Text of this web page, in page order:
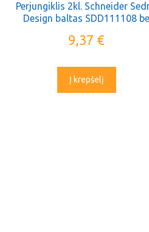
Perjungiklis 2kl. Schneider
Design baltas SDD111108 be
9,37 €
Į krepšelį